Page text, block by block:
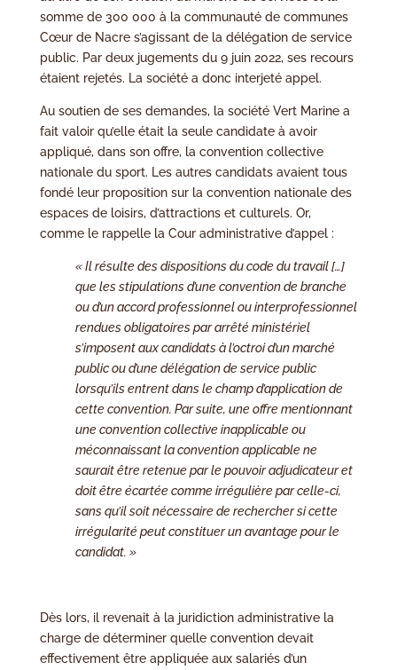
somme de 300 000 à la communauté de communes
Cœur de Nacre s’agissant de la délégation de service
public. Par deux jugements du 9 juin 2022, ses recours
étaient rejetés. La société a donc interjeté appel.
Au soutien de ses demandes, la société Vert Marine a
fait valoir qu’elle était la seule candidate à avoir
appliqué, dans son offre, la convention collective
nationale du sport. Les autres candidats avaient tous
fondé leur proposition sur la convention nationale des
espaces de loisirs, d’attractions et culturels. Or,
comme le rappelle la Cour administrative d’appel :
« Il résulte des dispositions du code du travail […]
que les stipulations d’une convention de branche
ou d’un accord professionnel ou interprofessionnel
rendues obligatoires par arrêté ministériel
s’imposent aux candidats à l’octroi d’un marché
public ou d’une délégation de service public
lorsqu’ils entrent dans le champ d’application de
cette convention. Par suite, une offre mentionnant
une convention collective inapplicable ou
méconnaissant la convention applicable ne
saurait être retenue par le pouvoir adjudicateur et
doit être écartée comme irrégulière par celle-ci,
sans qu’il soit nécessaire de rechercher si cette
irrégularité peut constituer un avantage pour le
candidat. »
Dès lors, il revenait à la juridiction administrative la
charge de déterminer quelle convention devait
effectivement être appliquée aux salariés d’un